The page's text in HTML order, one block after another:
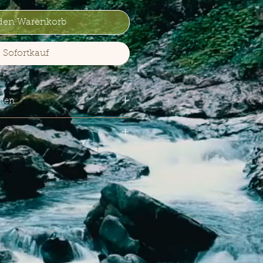
Warenkorb
Sofortkauf
€ * / 1 Liter) inkl. MwSt.
Sherryton, Süß Fruchtaromen
und Kiwi. Aprikose,
und Zimt mit einem
tiefe Fruchtkuchenaromen,
Nelken und ein Hauch
Minze.